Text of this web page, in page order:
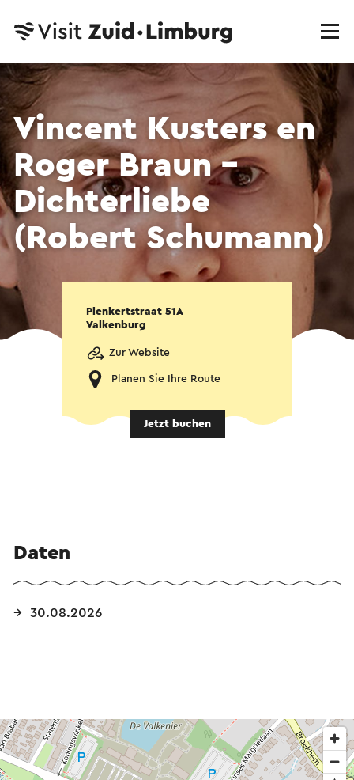
Vincent Kusters en
Roger Braun -
Dichterliebe
(Robert Schumann)
Plenkertstraat 51A
Valkenburg
Zur Website
Planen Sie Ihre Route
Jetzt buchen
Daten
30.08.2026